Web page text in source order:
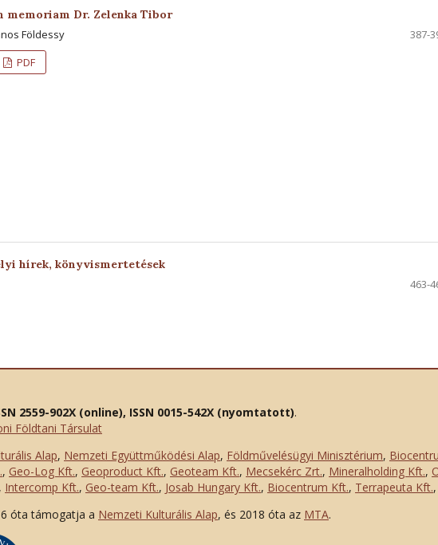
memoriam Dr. Zelenka Tibor
Földessy
387-
PDF
hírek, könyvismertetések
463-
2559-902X (online), ISSN 0015-542X (nyomtatott).
Földtani Társulat
Alap, Nemzeti Együttműködési Alap, Földművelésügyi Minisztérium,
., Geo-Log Kft., Geoproduct Kft., Geoteam Kft., Mecsekérc Zrt., Mineralholding Kft.,
, Intercomp Kft., Geo-team Kft., Josab Hungary Kft., Biocentrum Kft., Terrapeuta Kft.,
óta támogatja a Nemzeti Kulturális Alap, és 2018 óta az MTA.